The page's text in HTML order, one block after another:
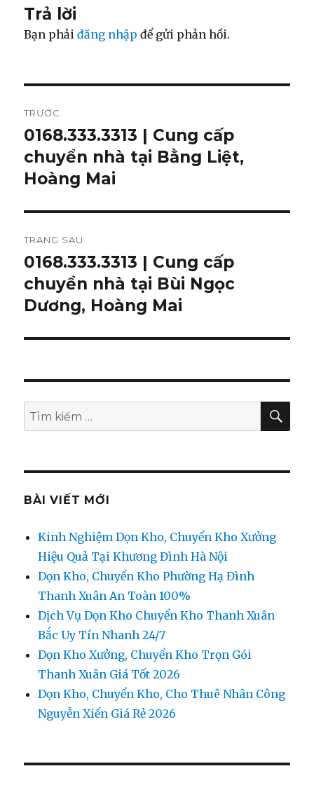
Trả lời
Bạn phảiđăng nhập để gửi phản hồi.
hướng
bài
viết
TRƯỚC
Bài
viết
trước:
0168.333.3313 | Cung cấp
chuyển nhà tại Bằng Liệt,
Hoàng Mai
TRANG SAU
Bài
tiếp
theo:
0168.333.3313 | Cung cấp
chuyển nhà tại Bùi Ngọc
Dương, Hoàng Mai
Tìm
kiếm:
TÌM
BÀI VIẾT MỚI
Kinh Nghiệm Dọn Kho, Chuyển Kho Xưởng
Hiệu Quả Tại Khương Đình Hà Nội
Dọn Kho, Chuyển Kho Phường Hạ Đình
Thanh Xuân An Toàn 100%
Dịch Vụ Dọn Kho Chuyển Kho Thanh Xuân
Bắc Uy Tín Nhanh 24/7
Dọn Kho Xưởng, Chuyển Kho Trọn Gói
Thanh Xuân Giá Tốt 2026
Dọn Kho, Chuyển Kho, Cho Thuê Nhân Công
Nguyễn Xiển Giá Rẻ 2026